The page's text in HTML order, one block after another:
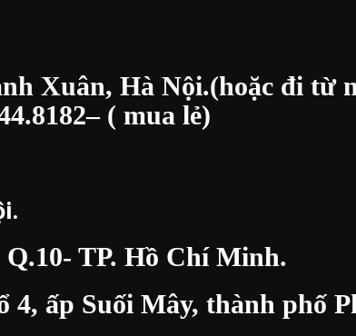
Xuân, Hà Nội.(hoặc đi từ
– ( mua lẻ)
TP. Hồ Chí Minh.
4, ấp Suối Mây, thành phố